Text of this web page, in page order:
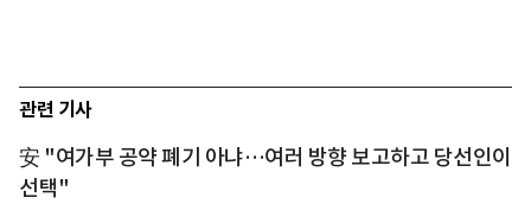
관련 기사
安 "여가부 공약 폐기 아냐…여러 방향 보고하고 당선인이
선택"